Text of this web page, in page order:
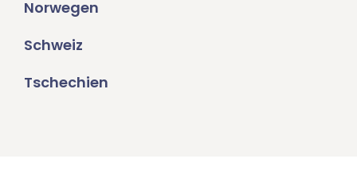
Norwegen
Schweiz
Tschechien